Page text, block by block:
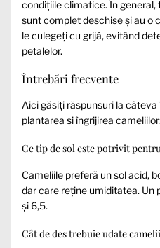
condițiile climatice. În
sunt complet deschise și au o
le culegeți cu grijă, evitând
petalelor.
Întrebări frecvente
Aici găsiți răspunsuri la
plantarea și îngrijirea
Ce tip de sol este potrivit
Cameliile preferă un sol acid,
dar care reține umiditatea. Un
și 6,5.
Cât de des trebuie udate